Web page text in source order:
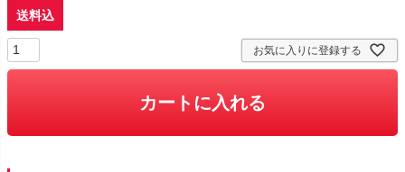
送料込
お気に入りに登録する
カートに入れる